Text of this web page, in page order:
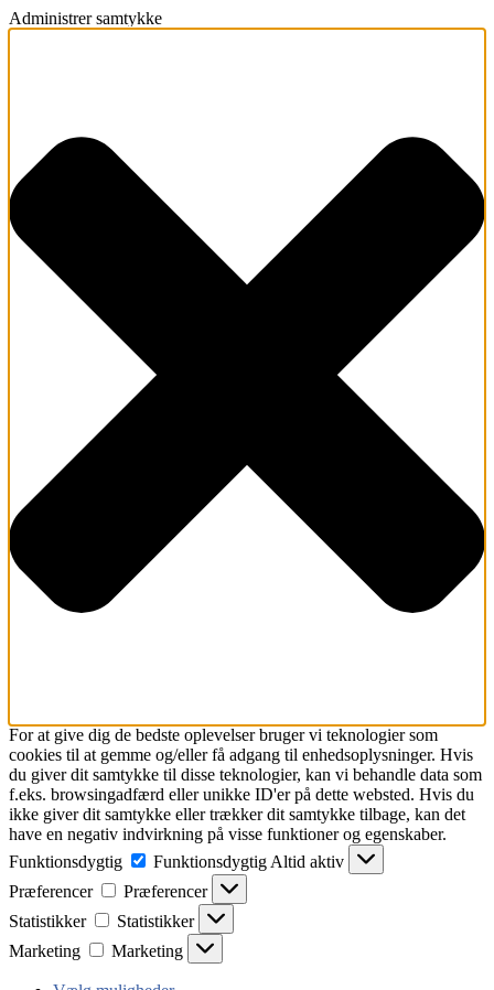
Administrer samtykke
For at give dig de bedste oplevelser bruger vi teknologier som
cookies til at gemme og/eller få adgang til enhedsoplysninger. Hvis
du giver dit samtykke til disse teknologier, kan vi behandle data som
f.eks. browsingadfærd eller unikke ID'er på dette websted. Hvis du
ikke giver dit samtykke eller trækker dit samtykke tilbage, kan det
have en negativ indvirkning på visse funktioner og egenskaber.
Funktionsdygtig
Funktionsdygtig Altid aktiv
Præferencer
Præferencer
Statistikker
Statistikker
Marketing
Marketing